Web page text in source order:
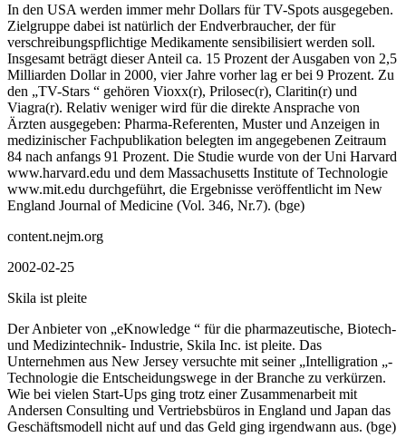
In den USA werden immer mehr Dollars für TV-Spots ausgegeben.
Zielgruppe dabei ist natürlich der Endverbraucher, der für
verschreibungspflichtige Medikamente sensibilisiert werden soll.
Insgesamt beträgt dieser Anteil ca. 15 Prozent der Ausgaben von 2,5
Milliarden Dollar in 2000, vier Jahre vorher lag er bei 9 Prozent. Zu
den „TV-Stars “ gehören Vioxx(r), Prilosec(r), Claritin(r) und
Viagra(r). Relativ weniger wird für die direkte Ansprache von
Ärzten ausgegeben: Pharma-Referenten, Muster und Anzeigen in
medizinischer Fachpublikation belegten im angegebenen Zeitraum
84 nach anfangs 91 Prozent. Die Studie wurde von der Uni Harvard
www.harvard.edu und dem Massachusetts Institute of Technologie
www.mit.edu durchgeführt, die Ergebnisse veröffentlicht im New
England Journal of Medicine (Vol. 346, Nr.7). (bge)
content.nejm.org
2002-02-25
Skila ist pleite
Der Anbieter von „eKnowledge “ für die pharmazeutische, Biotech-
und Medizintechnik- Industrie, Skila Inc. ist pleite. Das
Unternehmen aus New Jersey versuchte mit seiner „Intelligration „-
Technologie die Entscheidungswege in der Branche zu verkürzen.
Wie bei vielen Start-Ups ging trotz einer Zusammenarbeit mit
Andersen Consulting und Vertriebsbüros in England und Japan das
Geschäftsmodell nicht auf und das Geld ging irgendwann aus. (bge)